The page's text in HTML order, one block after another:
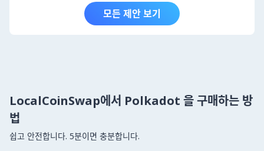
모든 제안 보기
LocalCoinSwap에서 Polkadot 을 구매하는 방
법
쉽고 안전합니다. 5분이면 충분합니다.